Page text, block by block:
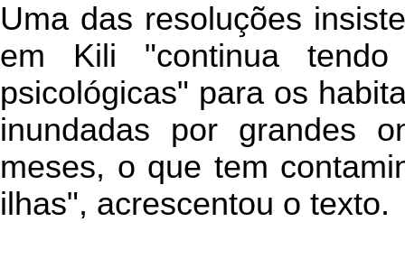
Uma das resoluções
em Kili "continua tendo
psicológicas" para os
inundadas por grandes
meses, o que tem
ilhas", acrescentou o texto.